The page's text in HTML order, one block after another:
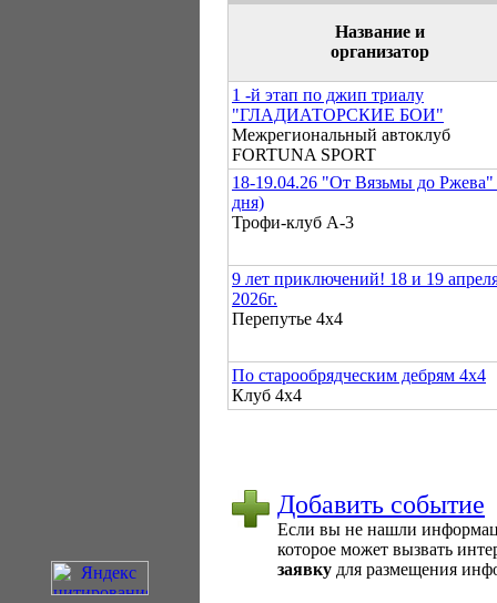
Название и
организатор
1 -й этап по джип триалу
"ГЛАДИАТОРСКИЕ БОИ"
Межрегиональный автоклуб
FORTUNA SPORT
18-19.04.26 "От Вязьмы до Ржева"
дня)
Трофи-клуб А-3
9 лет приключений! 18 и 19
2026г.
Перепутье 4х4
По старообрядческим дебрям 4х4
Клуб 4х4
Добавить событие
Если вы не нашли
которое может вызвать
заявку для размещения